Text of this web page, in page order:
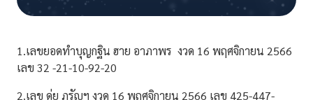
1.เลขยอดทำบุญกฐิน ฮาย อาภาพร งวด 16 พฤศจิกายน 2566
เลข 32 -21-10-92-20
2.เลข ดุ่ย ภรัญฯ งวด 16 พฤศจิกายน 2566 เลข 425-447-